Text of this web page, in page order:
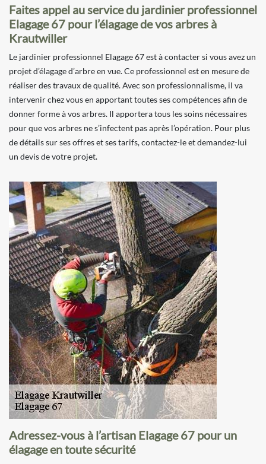
Faites appel au service du jardinier professionnel
Elagage 67 pour l’élagage de vos arbres à
Krautwiller
Le jardinier professionnel Elagage 67 est à contacter si vous avez un
projet d’élagage d’arbre en vue. Ce professionnel est en mesure de
réaliser des travaux de qualité. Avec son professionnalisme, il va
intervenir chez vous en apportant toutes ses compétences afin de
donner forme à vos arbres. Il apportera tous les soins nécessaires
pour que vos arbres ne s’infectent pas après l’opération. Pour plus
de détails sur ses offres et ses tarifs, contactez-le et demandez-lui
un devis de votre projet.
Adressez-vous à l’artisan Elagage 67 pour un
élagage en toute sécurité